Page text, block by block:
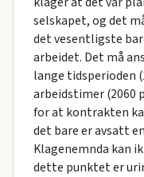
selskapet, og det
det vesentligste
arbeidet. Det må
lange tidsperioden
arbeidstimer (2060
for at kontrakten
det bare er avsatt
Klagenemnda kan
dette punktet er